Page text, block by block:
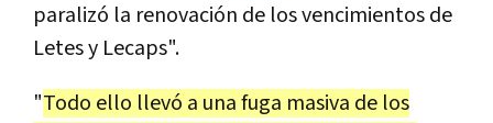
paralizó la renovación de los vencimientos de
Letes y Lecaps".
"Todo ello llevó a una fuga masiva de los